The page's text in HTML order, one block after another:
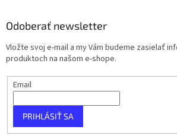
Odoberať newsletter
Vložte svoj e-mail a my Vám budeme zasielať
produktoch na našom e-shope.
Email
PRIHLÁSIŤ SA